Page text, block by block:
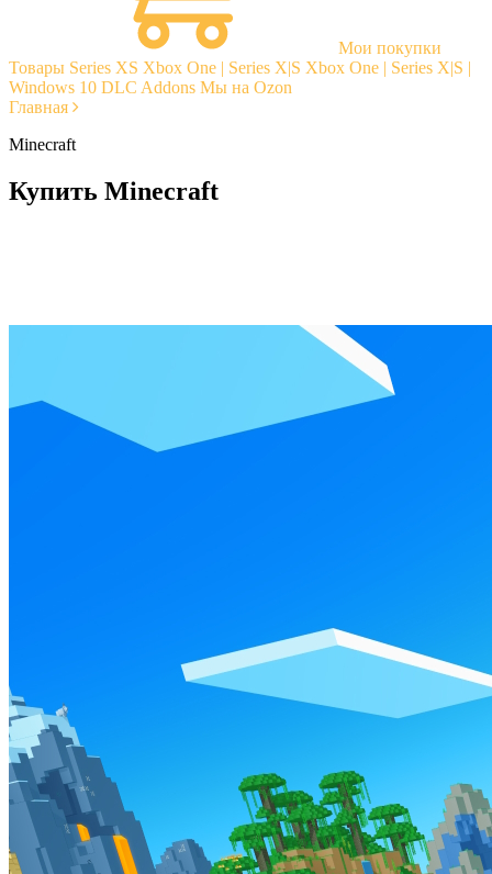
Мои покупки
Товары Series XS Xbox One | Series X|S Xbox One | Series X|S |
Windows 10 DLC Addons Мы на Ozon
Главная
Minecraft
Купить Minecraft